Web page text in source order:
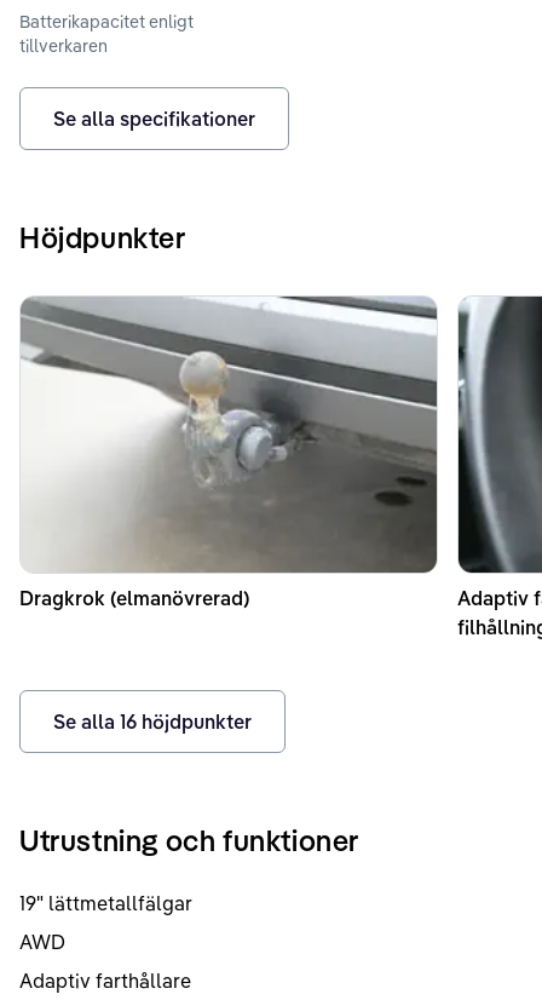
Batterikapacitet enligt
tillverkaren
Se alla specifikationer
Höjdpunkter
Dragkrok (elmanövrerad)
Adaptiv
Se alla 16 höjdpunkter
Utrustning och funktioner
19" lättmetallfälgar
AWD
Adaptiv farthållare